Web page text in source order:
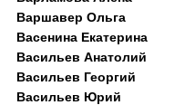
Варшавер Ольга
Васенина Екатерина
Васильев Анатолий
Васильев Георгий
Васильев Юрий